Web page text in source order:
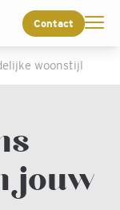
Contact
woonstijl
jouw